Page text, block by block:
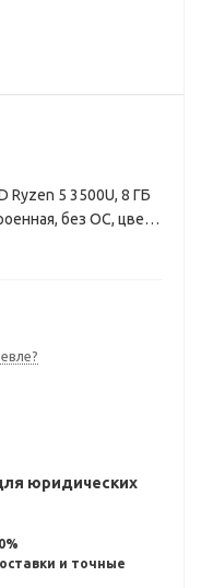
Ryzen 5 3500U, 8 ГБ
без ОС, цвет
юридических
и точные